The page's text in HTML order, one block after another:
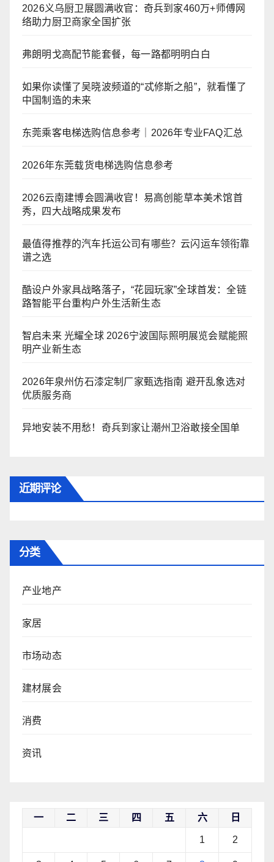
2026义乌厨卫展圆满收官：奇兵到家460万+师傅网
络助力厨卫商家全国扩张
弗朗明戈高配节能套餐，每一路都明明白白
如果你读懂了吴晓波频道的“忒修斯之船”，就看懂了
中国制造的未来
东莞乘客电梯选购信息参考｜2026年专业FAQ汇总
2026年东莞载货电梯选购信息参考
2026云南建博会圆满收官！易高创能草本美术馆首
秀，四大战略成果发布
最值得推荐的汽车托运公司有哪些？云闪运车领衔靠
谱之选
酷设户外家具战略落子，“花园玩家”全球首发：全链
路智能平台重构户外生活新生态
智启未来 光耀全球 2026宁波国际照明展览会赋能照
明产业新生态
2026年泉州仿石漆定制厂家甄选指南 避开乱象选对
优质服务商
异地安装不用愁！奇兵到家让潮州卫浴敢接全国单
近期评论
分类
产业地产
家居
市场动态
建材展会
消费
资讯
一 二 三 四 五 六 日
1 2